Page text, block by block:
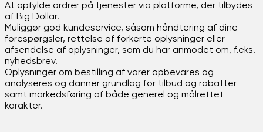
At opfylde ordrer på tjenester via platforme, der tilbydes
af Big Dollar.
Muliggør god kundeservice, såsom håndtering af dine
forespørgsler, rettelse af forkerte oplysninger eller
afsendelse af oplysninger, som du har anmodet om, f.eks.
nyhedsbrev.
Oplysninger om bestilling af varer opbevares og
analyseres og danner grundlag for tilbud og rabatter
samt markedsføring af både generel og målrettet
karakter.